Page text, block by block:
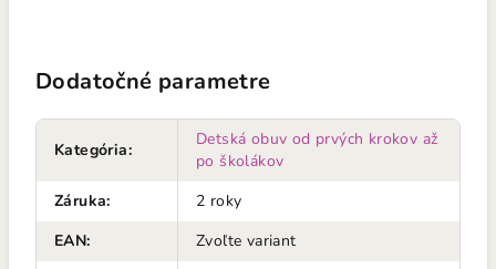
Dodatočné parametre
Kategória:
Detská obuv od prvých krokov až
po školákov
Záruka:
2 roky
EAN:
Zvoľte variant